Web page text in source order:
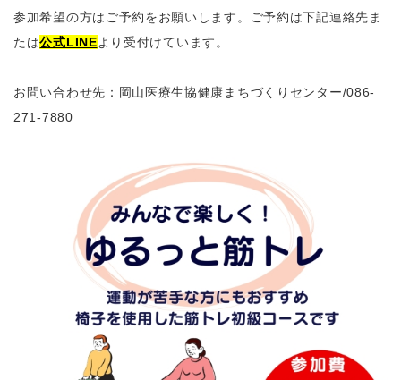
参加希望の方はご予約をお願いします。ご予約は下記連絡先ま
たは公式LINEより受付けています。
お問い合わせ先：岡山医療生協健康まちづくりセンター/086-
271-7880